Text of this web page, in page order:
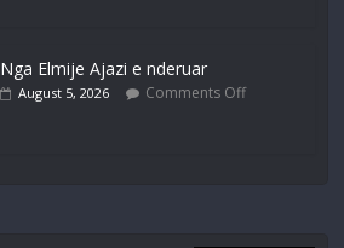
Nga Elmije Ajazi e nderuar
August 5, 2026 Comments Off